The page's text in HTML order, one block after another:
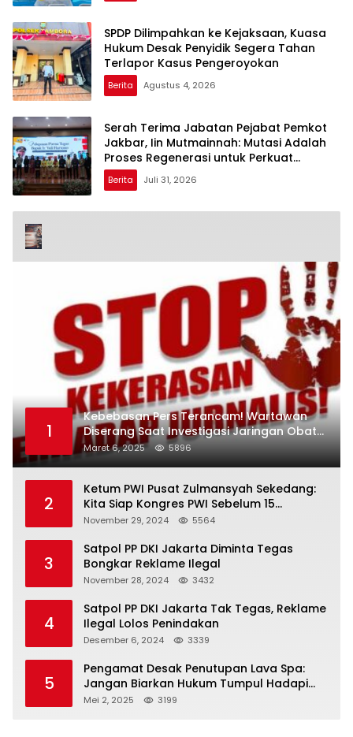
SPDP Dilimpahkan ke Kejaksaan, Kuasa
Hukum Desak Penyidik Segera Tahan
Terlapor Kasus Pengeroyokan
Berita Agustus 4, 2026
Serah Terima Jabatan Pejabat Pemkot
Jakbar, Iin Mutmainnah: Mutasi Adalah
Proses Regenerasi untuk Perkuat
Pelayanan Publik
Berita Juli 31, 2026
1
Kebebasan Pers Terancam! Wartawan
Diserang Saat Investigasi Jaringan Obat
Terlarang
Maret 6, 2025 5896
2
Ketum PWI Pusat Zulmansyah Sekedang:
Kita Siap Kongres PWI Sebelum 15
Desember 2024
November 29, 2024 5564
3
Satpol PP DKI Jakarta Diminta Tegas
Bongkar Reklame Ilegal
November 28, 2024 3432
4
Satpol PP DKI Jakarta Tak Tegas, Reklame
Ilegal Lolos Penindakan
Desember 6, 2024 3339
5
Pengamat Desak Penutupan Lava Spa:
Jangan Biarkan Hukum Tumpul Hadapi
‘Spa Berkedok
Mei 2, 2025 3199